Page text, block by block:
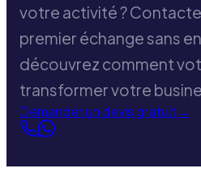
votre activité ?
premier échange sans
découvrez comment
transformer votre
Demander un devis gratuit→